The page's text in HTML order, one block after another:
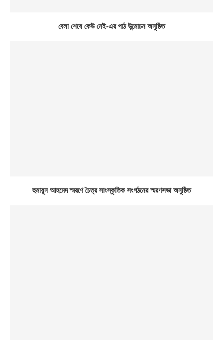
বেলা শেষে কেউ নেই-এর পাঠ উন্মোচন অনুষ্ঠিত
হুমায়ূন আহমেদ স্মরণে চৈত্র সাংস্কৃতিক সংগঠনের স্মরণসভা অনুষ্ঠিত